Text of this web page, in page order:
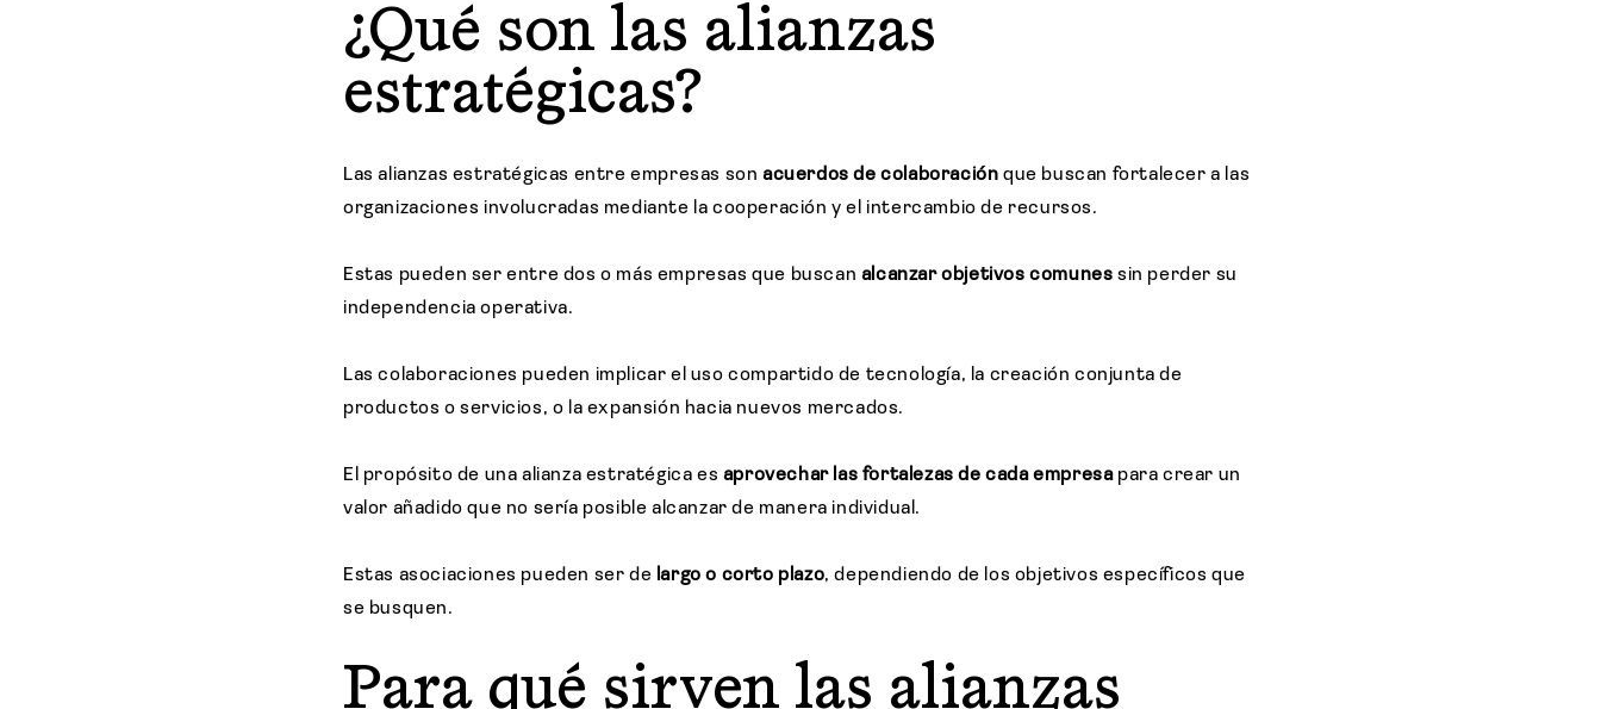
¿Qué son las alianzas
estratégicas?
Las alianzas estratégicas entre empresas son acuerdos de colaboración que buscan fortalecer a las
organizaciones involucradas mediante la cooperación y el intercambio de recursos.
Estas pueden ser entre dos o más empresas que buscan alcanzar objetivos comunes sin perder su
independencia operativa.
Las colaboraciones pueden implicar el uso compartido de tecnología, la creación conjunta de
productos o servicios, o la expansión hacia nuevos mercados.
El propósito de una alianza estratégica es aprovechar las fortalezas de cada empresapara crear un
valor añadido que no sería posible alcanzar de manera individual.
Estas asociaciones pueden ser de largo o corto plazo, dependiendo de los objetivos específicos que
se busquen.
Para qué sirven las alianzas